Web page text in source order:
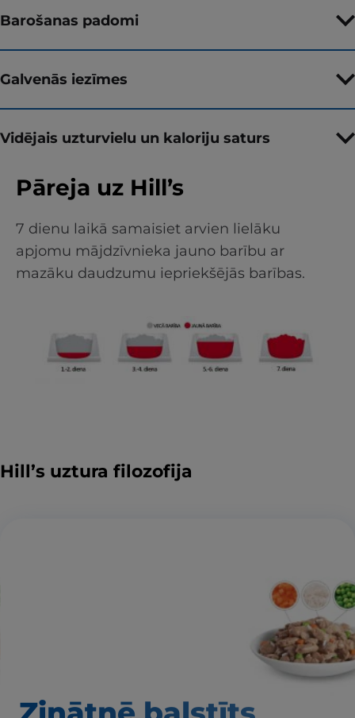
Barošanas padomi
Galvenās iezīmes
Vidējais uzturvielu un kaloriju saturs
Pāreja uz Hill’s
7 dienu laikā samaisiet arvien lielāku
apjomu mājdzīvnieka jauno barību ar
mazāku daudzumu iepriekšējās barības.
Hill’s uztura filozofija